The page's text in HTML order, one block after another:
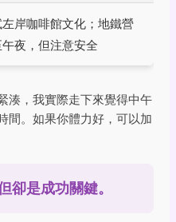
岸咖啡館文化；地鐵營
夜，但注意安全
湊，我實際走下來覺得中午
間。如果你體力好，可以加
卻是成功關鍵。